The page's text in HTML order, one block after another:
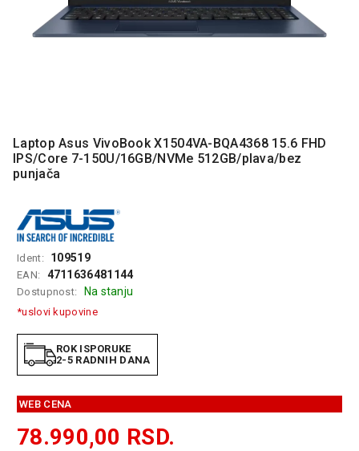
APARATI
RAČUNARSKE
KOMPONENTE
RAČUNARSKE
GAMING
EELEKTRO
ZAŠTITA
SOLARNI
MREŽNA
OPREMA
ŠTAMPAČI,
FOTOKOPIRI
Laptop Asus VivoBook X1504VA-BQA4368 15.6 FHD
IPS/Core 7-150U/16GB/NVMe 512GB/plava/bez
punjača
Ident: 109519
EAN: 4711636481144
Dostupnost: Na stanju
*uslovi kupovine
ROK ISPORUKE
2-5 RADNIH DANA
WEB CENA
78.990,00 RSD.